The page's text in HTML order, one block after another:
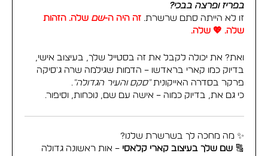
בפריז ופרצה בבכי?
זו לא הייתה סתם שרשרת. זה היה ה-שם שלה. הזהות
שלה. 💖 שלה.
ואת? את יכולה לקבל את זה בסטייל שלך, בעיצוב אישי,
בדיוק כמו קארי בראדשו – הדמות שגילמה שרה ג'סיקה
פרקר בסדרה האייקונית"סקס והעיר הגדולה" .
כי גם את, בדיוק כמוה – אישה עם שם, נוכחות, וסיפור.
✨ מה מחכה לך בשרשרת שלנו?
🔠שם שלך בעיצוב קארי קלאסי – אות ראשונה גדולה